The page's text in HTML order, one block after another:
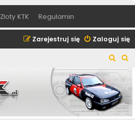
Zloty KTK Regulamin
Zaloguj się
Zarejestruj się
z
u
k
z
u
k
a